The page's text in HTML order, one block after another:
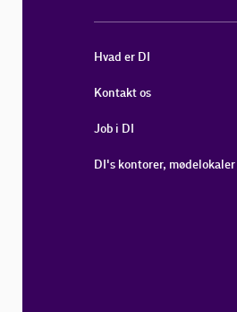
Hvad er DI
Kontakt os
Job i DI
DI's kontorer,